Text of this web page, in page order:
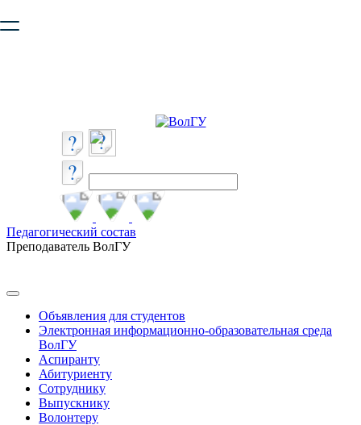
безопасную работу с сайтом. Пожалуйста
Педагогический состав
Преподаватель ВолГУ
Объявления для студентов
Электронная информационно-образовательная среда
ВолГУ
Аспиранту
Абитуриенту
Сотруднику
Выпускнику
Волонтеру